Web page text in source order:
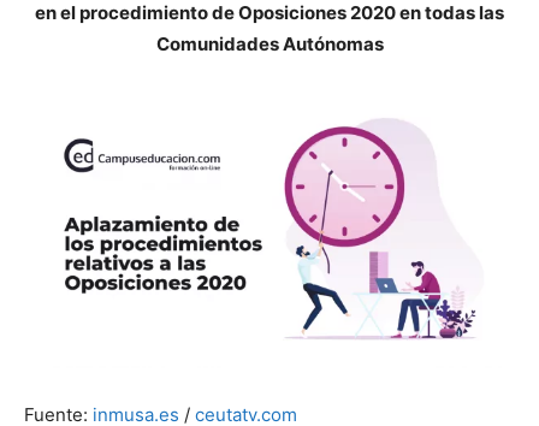
en el procedimiento de Oposiciones 2020 en todas las
Comunidades Autónomas
Fuente: inmusa.es / ceutatv.com